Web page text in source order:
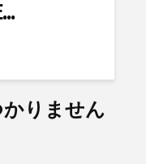
りません